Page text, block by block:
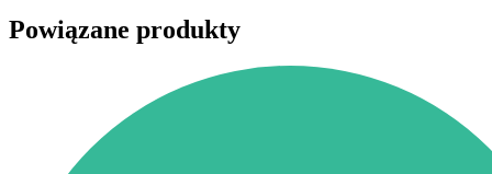
Powiązane produkty